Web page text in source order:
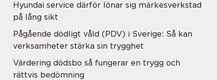
Hyundai service därför lönar sig märkesverkstad
på lång sikt
Pågående dödligt våld (PDV) i Sverige: Så kan
verksamheter stärka sin trygghet
Värdering dödsbo så fungerar en trygg och
rättvis bedömning